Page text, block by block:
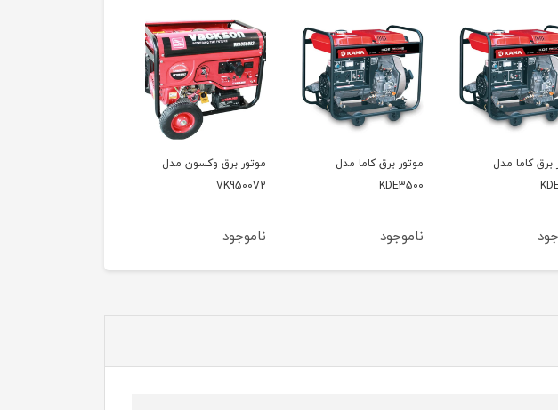
برق کاما مدل
موتور برق وکسون مدل
VK9500V2
ناموجود
موتور برق وکسون مدل
VK9500V
ناموجود